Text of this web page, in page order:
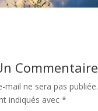
Commentaire
mail ne sera pas publiée.
indiqués avec *